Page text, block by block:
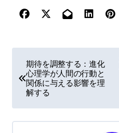
t
n
期待を調整する：進化
心理学が人間の行動と
関係に与える影響を理
解する